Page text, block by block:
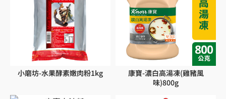
小磨坊-水果酵素嫩肉粉1kg
康寶-濃白高湯凍(雞豬風
味)800g